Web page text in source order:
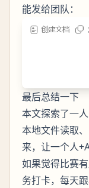
能发给团队：
最后总结一下
本文探索了一
本地文件读取
来，让一个人
如果觉得比赛
务打卡，每天